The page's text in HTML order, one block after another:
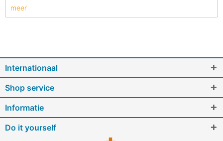
meer
Internationaal
Shop service
Informatie
Do it yourself